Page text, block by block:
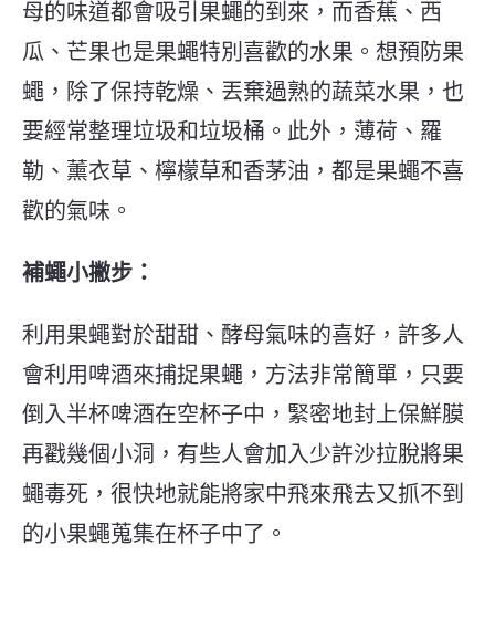
母的味道都會吸引果蠅的到來，而香蕉、西
瓜、芒果也是果蠅特別喜歡的水果。想預防果
蠅，除了保持乾燥、丟棄過熟的蔬菜水果，也
要經常整理垃圾和垃圾桶。此外，薄荷、羅
勒、薰衣草、檸檬草和香茅油，都是果蠅不喜
歡的氣味。
補蠅小撇步：
利用果蠅對於甜甜、酵母氣味的喜好，許多人
會利用啤酒來捕捉果蠅，方法非常簡單，只要
倒入半杯啤酒在空杯子中，緊密地封上保鮮膜
再戳幾個小洞，有些人會加入少許沙拉脫將果
蠅毒死，很快地就能將家中飛來飛去又抓不到
的小果蠅蒐集在杯子中了。